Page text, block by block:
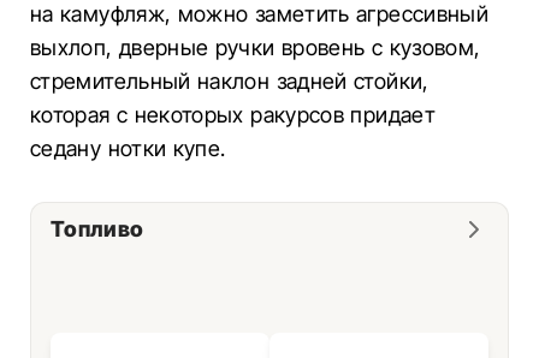
на камуфляж, можно заметить агрессивный
выхлоп, дверные ручки вровень с кузовом,
стремительный наклон задней стойки,
которая с некоторых ракурсов придает
седану нотки купе.
Топливо